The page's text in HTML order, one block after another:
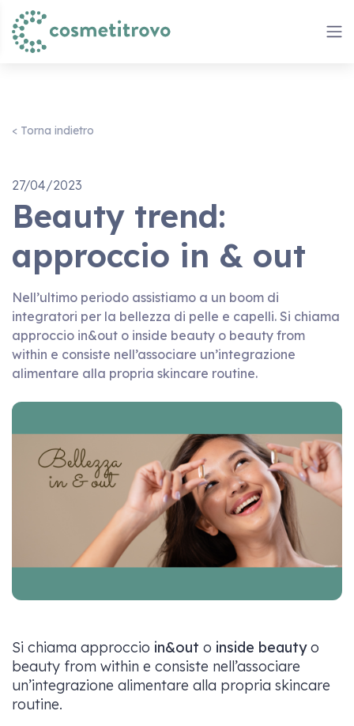
< Torna indietro
27/04/2023
Beauty trend:
approccio in & out
Nell’ultimo periodo assistiamo a un boom di
integratori per la bellezza di pelle e capelli. Si chiama
approccio in&out o inside beauty o beauty from
within e consiste nell’associare un’integrazione
alimentare alla propria skincare routine.
Si chiama approccio in&out o inside beautyo
beauty from within e consiste nell’associare
un’integrazione alimentare alla propria skincare
routine.